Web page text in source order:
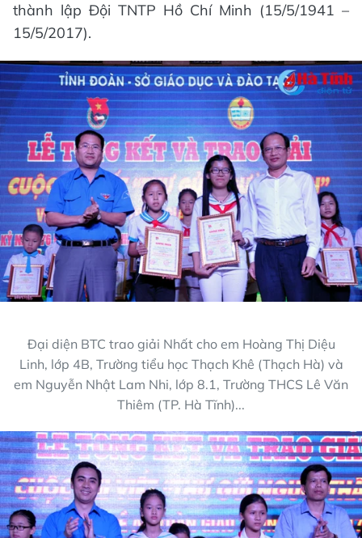
thành lập Đội TNTP Hồ Chí Minh (15/5/1941 –
15/5/2017).
Đại diện BTC trao giải Nhất cho em Hoàng Thị Diệu
Linh, lớp 4B, Trường tiểu học Thạch Khê (Thạch Hà) và
em Nguyễn Nhật Lam Nhi, lớp 8.1, Trường THCS Lê Văn
Thiêm (TP. Hà Tĩnh)...